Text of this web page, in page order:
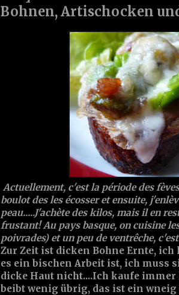
Bohnen, Artischocken
Actuellement, c'est la période des
boulot des les écosser et ensuite,
peau.....J'achète des kilos, mais il en
frustant! Au pays basque, on cuisine
poivrades) et un peu de ventrêche,
Zur Zeit ist dicken Bohne Ernte, ich
es ein bischen Arbeit ist, ich muss
dicke Haut nicht....Ich kaufe
beibt wenig übrig, das ist ein